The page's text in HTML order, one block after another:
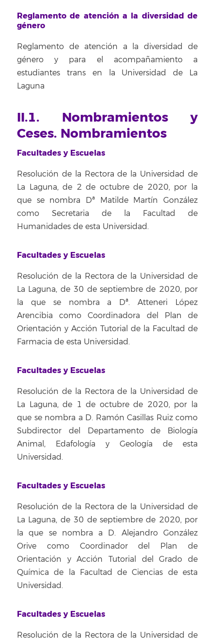
Reglamento de atención a la diversidad de
género
Reglamento de atención a la diversidad de
género y para el acompañamiento a
estudiantes trans en la Universidad de La
Laguna
II.1. Nombramientos y
Ceses. Nombramientos
Facultades y Escuelas
Resolución de la Rectora de la Universidad de
La Laguna, de 2 de octubre de 2020, por la
que se nombra Dª Matilde Martín González
como Secretaria de la Facultad de
Humanidades de esta Universidad.
Facultades y Escuelas
Resolución de la Rectora de la Universidad de
La Laguna, de 30 de septiembre de 2020, por
la que se nombra a Dª. Atteneri López
Arencibia como Coordinadora del Plan de
Orientación y Acción Tutorial de la Facultad de
Farmacia de esta Universidad.
Facultades y Escuelas
Resolución de la Rectora de la Universidad de
La Laguna, de 1 de octubre de 2020, por la
que se nombra a D. Ramón Casillas Ruiz como
Subdirector del Departamento de Biología
Animal, Edafología y Geología de esta
Universidad.
Facultades y Escuelas
Resolución de la Rectora de la Universidad de
La Laguna, de 30 de septiembre de 2020, por
la que se nombra a D. Alejandro González
Orive como Coordinador del Plan de
Orientación y Acción Tutorial del Grado de
Química de la Facultad de Ciencias de esta
Universidad.
Facultades y Escuelas
Resolución de la Rectora de la Universidad de